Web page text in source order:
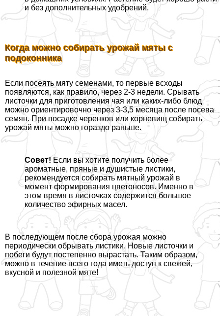
и без дополнительных удобрений.
Когда можно собирать урожай мяты с
подоконника
Если посеять мяту семенами, то первые всходы
появляются, как правило, через 2-3 недели. Срывать
листочки для приготовления чая или каких-либо блюд
можно ориентировочно через 3-3,5 месяца после посева
семян. При посадке черенков или корневищ собирать
урожай мяты можно гораздо раньше.
Совет! Если вы хотите получить более
ароматные, пряные и душистые листики,
рекомендуется собирать мятный урожай в
момент формирования цветоносов. Именно в
этом время в листочках содержится большое
количество эфирных масел.
В последующем после сбора урожая можно
периодически обрывать листики. Новые листочки и
побеги будут постепенно вырастать. Таким образом,
можно в течение всего года иметь доступ к свежей,
вкусной и полезной мяте!